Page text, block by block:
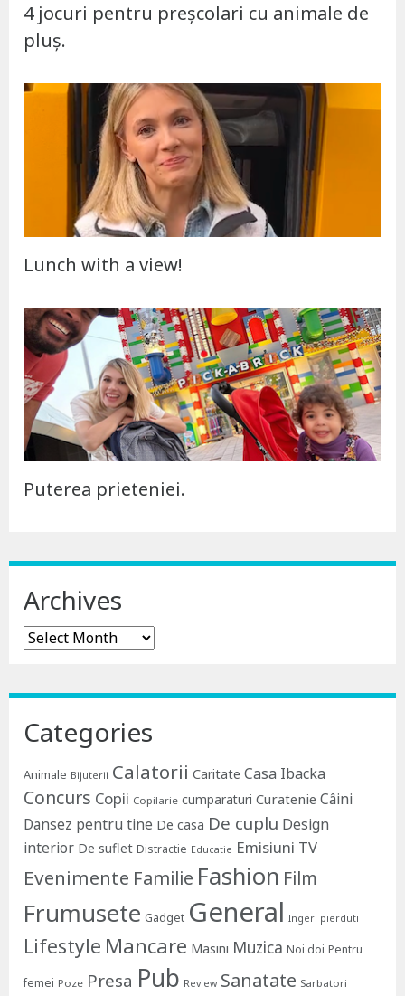
4 jocuri pentru preșcolari cu animale de
pluș.
Lunch with a view!
Puterea prieteniei.
Archives
Archives
Categories
Animale Bijuterii Calatorii Caritate Casa Ibacka
Concurs Copii Copilarie cumparaturi Curatenie Câini
Dansez pentru tine De casa De cuplu Design
interior De suflet Distractie Educatie Emisiuni TV
Evenimente Familie Fashion Film
Frumusete Gadget General Ingeri pierduti
Lifestyle Mancare Masini Muzica Noi doi Pentru
femei Poze Presa Pub Review Sanatate Sarbatori